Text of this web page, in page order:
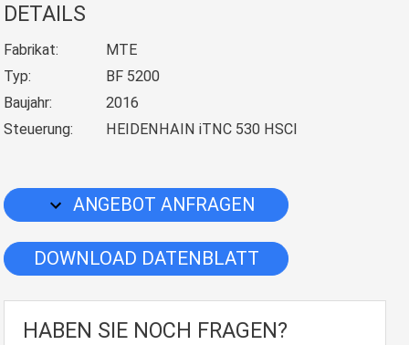
DETAILS
Fabrikat:
MTE
Typ:
BF 5200
Baujahr:
2016
Steuerung:
HEIDENHAIN iTNC 530 HSCI
ANGEBOT ANFRAGEN
DOWNLOAD DATENBLATT
HABEN SIE NOCH FRAGEN?